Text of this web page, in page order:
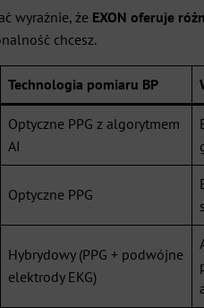
wyraźnie, że EXON oferuje
chcesz.
Technologia pomiaru BP
Optyczne PPG z algorytmem
AI
Optyczne PPG
Hybrydowy (PPG + podwójne
elektrody EKG)